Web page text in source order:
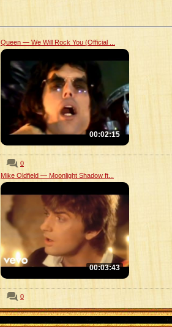
Queen — We Will Rock You (Official ...
00:02:15
0
Mike Oldfield — Moonlight Shadow ft...
00:03:43
0